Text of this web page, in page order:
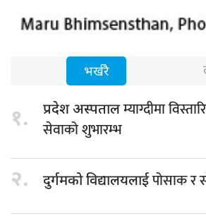
भर्खरै
१. प्रदेश अस्पतालम्याग्दीमा
सेवाको शुभारम्भ
२. दुर्गमको विद्यालयलाईपोसाक र